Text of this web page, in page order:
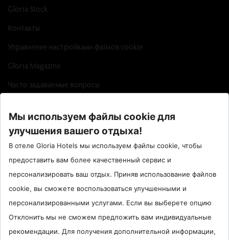
Gloria Stock
Контакты
Управление настройками файлов cookie
Gloria Magazine
Часто задаваемые вопросы
Call Center : 90 242 710 06 00
Отель Сантрал : 90534 461 97 97